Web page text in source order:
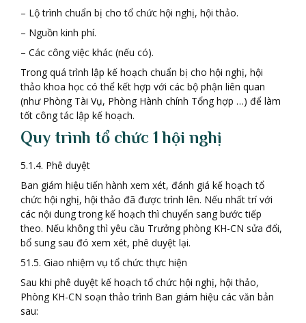
– Lộ trình chuẩn bị cho tổ chức hội nghị, hội thảo.
– Nguồn kinh phí.
– Các công việc khác (nếu có).
Trong quá trình lập kế hoạch chuẩn bị cho hội nghị, hội
thảo khoa học có thể kết hợp với các bộ phận liên quan
(như Phòng Tài Vụ, Phòng Hành chính Tổng hợp …) để làm
tốt công tác lập kế hoạch.
Quy trình tổ chức 1 hội nghị
5.1.4. Phê duyệt
Ban giám hiệu tiến hành xem xét, đánh giá kế hoạch tổ
chức hội nghị, hội thảo đã được trình lên. Nếu nhất trí với
các nội dung trong kế hoạch thì chuyển sang bước tiếp
theo. Nếu không thì yêu cầu Trưởng phòng KH-CN sửa đổi,
bổ sung sau đó xem xét, phê duyệt lại.
51.5. Giao nhiệm vụ tổ chức thực hiện
Sau khi phê duyệt kế hoạch tổ chức hội nghị, hội thảo,
Phòng KH-CN soạn thảo trình Ban giám hiệu các văn bản
sau: